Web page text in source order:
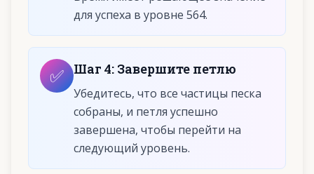
для успеха в уровне 564.
✅ Шаг 4: Завершите петлю
Убедитесь, что все частицы песка
собраны, и петля успешно
завершена, чтобы перейти на
следующий уровень.